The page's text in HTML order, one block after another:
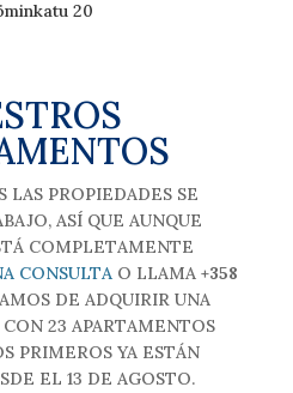
20
LAS PROPIEDADES SE
ASÍ QUE AUNQUE
COMPLETAMENTE
CONSULTA O LLAMA+358
DE ADQUIRIR UNA
23 APARTAMENTOS
PRIMEROS YA ESTÁN
EL 13 DE AGOSTO.